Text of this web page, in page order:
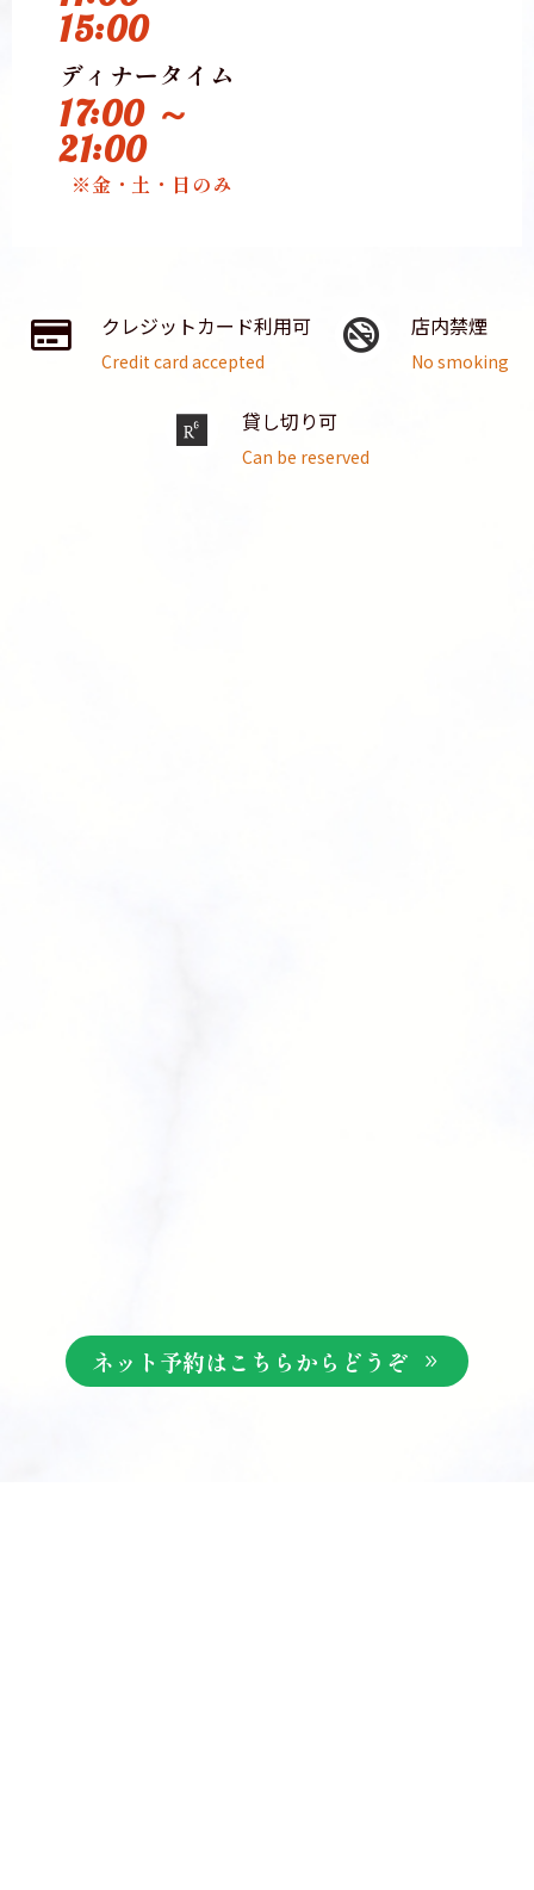
15:00
ディナータイム
17:00 ～
21:00
※金・土・日のみ
クレジットカード利用可
Credit card accepted
店内禁煙
No smoking
貸し切り可
Can be reserved
ネット予約はこちらからどうぞ